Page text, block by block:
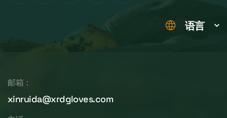
语言
邮箱：
xinruida@xrdgloves.com